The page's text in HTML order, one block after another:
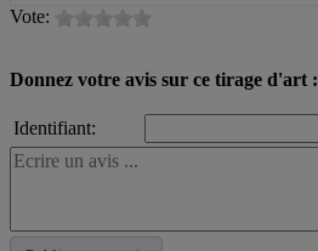
Vote:
Donnez votre avis sur ce tirage d'art :
Identifiant: